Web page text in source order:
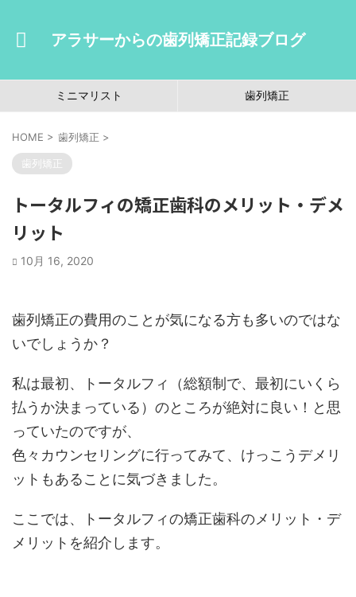
アラサーからの歯列矯正記録ブログ
ミニマリスト 歯列矯正
HOME > 歯列矯正 >
歯列矯正
トータルフィの矯正歯科のメリット・デメ
リット
10月 16, 2020
歯列矯正の費用のことが気になる方も多いのではな
いでしょうか？
私は最初、トータルフィ（総額制で、最初にいくら
払うか決まっている）のところが絶対に良い！と思
っていたのですが、
色々カウンセリングに行ってみて、けっこうデメリ
ットもあることに気づきました。
ここでは、トータルフィの矯正歯科のメリット・デ
メリットを紹介します。